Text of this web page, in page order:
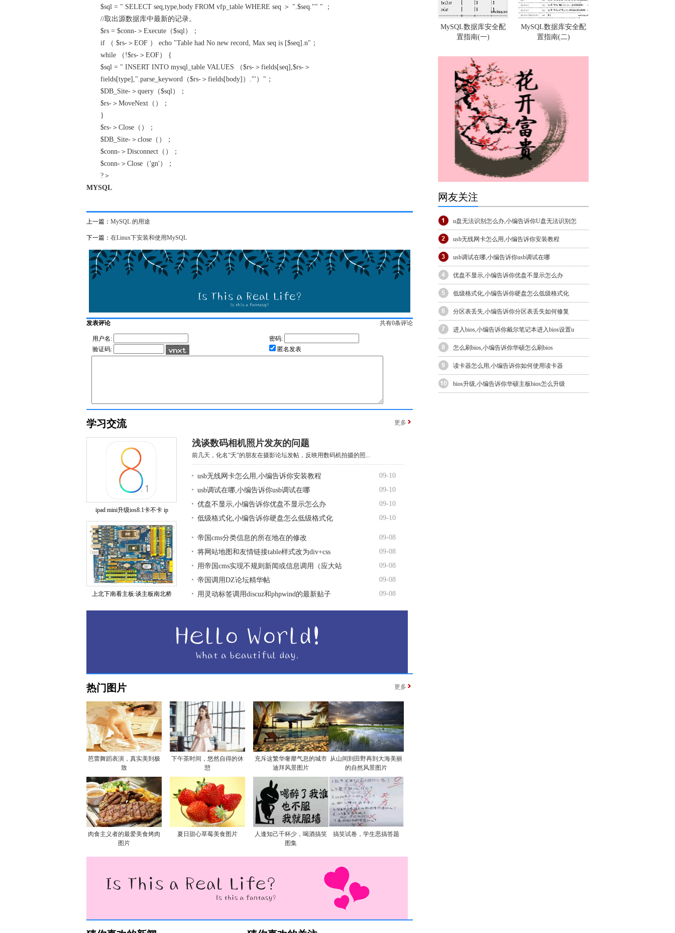
$sql = " SELECT seq,type,body FROM vfp_table WHERE seq ＞ ".$seq."" " ；
//取出源数据库中最新的记录。
$rs = $conn-＞Execute（$sql）；
if （ $rs-＞EOF ） echo "Table had No new record, Max seq is [$seq].n"；
while （!$rs-＞EOF） {
$sql = " INSERT INTO mysql_table VALUES （$rs-＞fields[seq],$rs-＞
fields[type],".parse_keyword（$rs-＞fields[body]）."'）"；
$DB_Site-＞query（$sql）；
$rs-＞MoveNext（）；
}
$rs-＞Close（）；
$DB_Site-＞close（）；
$conn-＞Disconnect（）；
$conn-＞Close（'gn'）；
?＞
MYSQL
上一篇： MySQL 的用途
下一篇： 在Linux下安装和使用MySQL
发表评论 共有0条评论
用户名:
密码:
验证码:
匿名发表
学习交流 更多
ipad mini升级ios8.1卡不卡 ip
上北下南看主板:谈主板南北桥
浅谈数码相机照片发灰的问题
前几天，化名“夭”的朋友在摄影论坛发帖，反映用数码机拍摄的照...
usb无线网卡怎么用,小编告诉你安装教程
09-10
usb调试在哪,小编告诉你usb调试在哪
09-10
优盘不显示,小编告诉你优盘不显示怎么办
09-10
低级格式化,小编告诉你硬盘怎么低级格式化
09-10
帝国cms分类信息的所在地在的修改
09-08
将网站地图和友情链接table样式改为div+css
09-08
用帝国cms实现不规则新闻或信息调用（应大站
09-08
帝国调用DZ论坛精华帖
09-08
用灵动标签调用discuz和phpwind的最新贴子
09-08
热门图片 更多
芭蕾舞蹈表演，真实美到极
致
下午茶时间，悠然自得的休
憩
充斥这繁华奢靡气息的城市
迪拜风景图片
从山间到田野再到大海美丽
的自然风景图片
肉食主义者的最爱美食烤肉
图片
夏日甜心草莓美食图片
人逢知己千杯少，喝酒搞笑
图集
搞笑试卷，学生恶搞答题
MySQL数据库安全配
置指南(一)
MySQL数据库安全配
置指南(二)
网友关注
u盘无法识别怎么办,小编告诉你U盘无法识别怎
usb无线网卡怎么用,小编告诉你安装教程
usb调试在哪,小编告诉你usb调试在哪
优盘不显示,小编告诉你优盘不显示怎么办
低级格式化,小编告诉你硬盘怎么低级格式化
分区表丢失,小编告诉你分区表丢失如何修复
进入bios,小编告诉你戴尔笔记本进入bios设置u
怎么刷bios,小编告诉你华硕怎么刷bios
读卡器怎么用,小编告诉你如何使用读卡器
bios升级,小编告诉你华硕主板bios怎么升级